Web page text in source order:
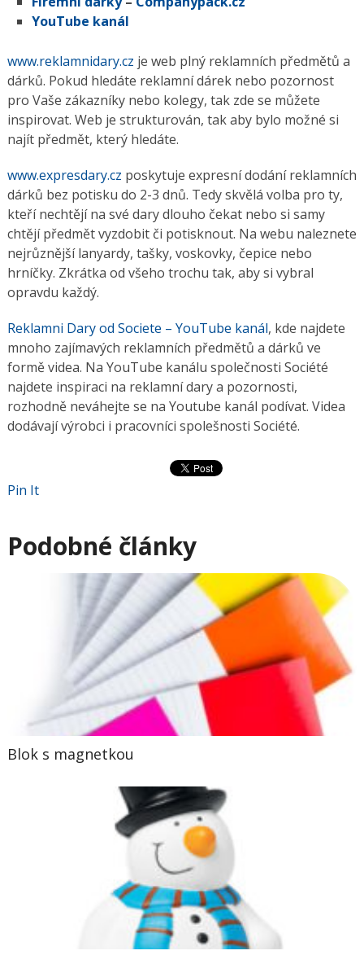
YouTube kanál
www.reklamnidary.cz je web plný reklamních předmětů a
dárků. Pokud hledáte reklamní dárek nebo pozornost
pro Vaše zákazníky nebo kolegy, tak zde se můžete
inspirovat. Web je strukturován, tak aby bylo možné si
najít předmět, který hledáte.
www.expresdary.cz poskytuje expresní dodání reklamních
dárků bez potisku do 2-3 dnů. Tedy skvělá volba pro ty,
kteří nechtějí na své dary dlouho čekat nebo si samy
chtějí předmět vyzdobit či potisknout. Na webu naleznete
nejrůznější lanyardy, tašky, voskovky, čepice nebo
hrníčky. Zkrátka od všeho trochu tak, aby si vybral
opravdu každý.
Reklamni Dary od Societe – YouTube kanál, kde najdete
mnoho zajímavých reklamních předmětů a dárků ve
formě videa. Na YouTube kanálu společnosti Société
najdete inspiraci na reklamní dary a pozornosti,
rozhodně neváhejte se na Youtube kanál podívat. Videa
dodávají výrobci i pracovníci spolešnosti Société.
Pin It
Podobné články
Blok s magnetkou